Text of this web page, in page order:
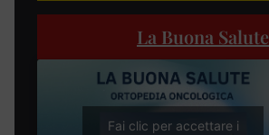
La Buona Salute
Fai clic per accettare i